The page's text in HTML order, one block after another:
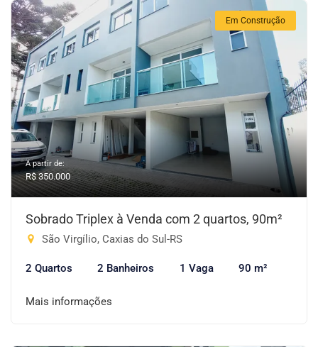
Em Construção
A partir de:
R$ 350.000
Sobrado Triplex à Venda com 2 quartos, 90m²
São Virgílio, Caxias do Sul-RS
2 Quartos 2 Banheiros 1 Vaga 90 m²
Mais informações